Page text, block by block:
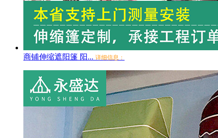
商铺伸缩遮阳篷 阳... 详细信息：